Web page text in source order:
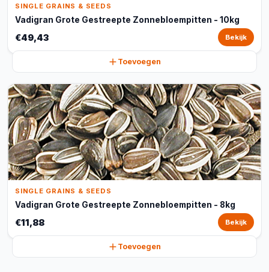
SINGLE GRAINS & SEEDS
Vadigran Grote Gestreepte Zonnebloempitten - 10kg
€49,43 Bekijk
Toevoegen
SINGLE GRAINS & SEEDS
Vadigran Grote Gestreepte Zonnebloempitten - 8kg
€11,88 Bekijk
Toevoegen